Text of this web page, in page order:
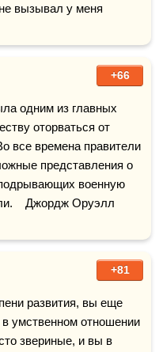
вызывал у меня
+66
одним из главных
оторваться от
все времена правители
представления о
военную
Джордж Оруэлл
+81
развития, вы еще
умственном отношении
звериные, и вы в